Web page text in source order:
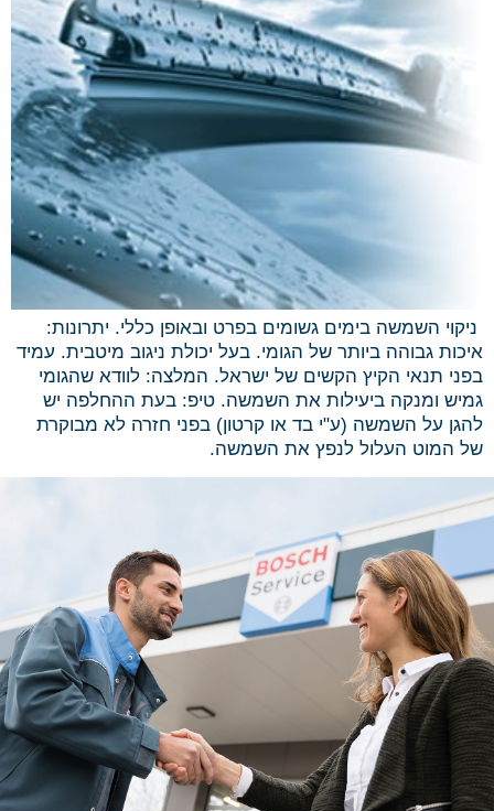
ניקוי השמשה בימים גשומים בפרט ובאופן כללי. יתרונות:
איכות גבוהה ביותר של הגומי. בעל יכולת ניגוב מיטבית. עמיד
בפני תנאי הקיץ הקשים של ישראל. המלצה: לוודא שהגומי
גמיש ומנקה ביעילות את השמשה. טיפ: בעת ההחלפה יש
להגן על השמשה (ע"י בד או קרטון) בפני חזרה לא מבוקרת
של המוט העלול לנפץ את השמשה.